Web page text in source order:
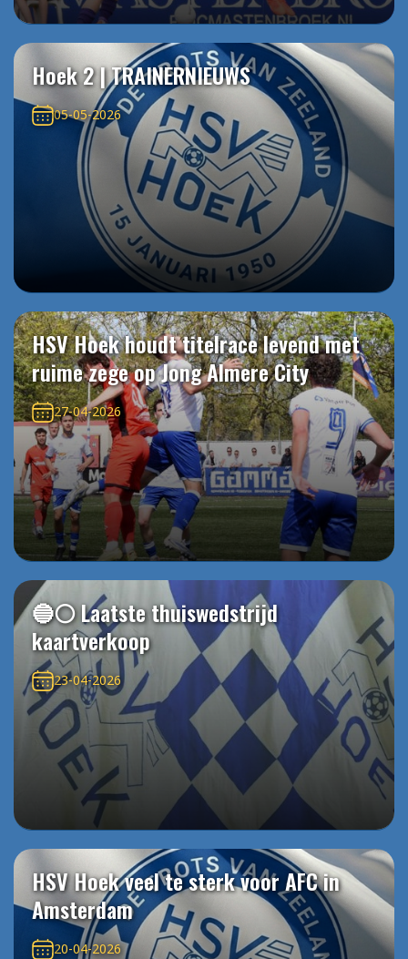
Hoek 2 | TRAINERNIEUWS
05-05-2026
HSV Hoek houdt titelrace levend met
ruime zege op Jong Almere City
27-04-2026
🔵⚪️ Laatste thuiswedstrijd
kaartverkoop
23-04-2026
HSV Hoek veel te sterk voor AFC in
Amsterdam
20-04-2026